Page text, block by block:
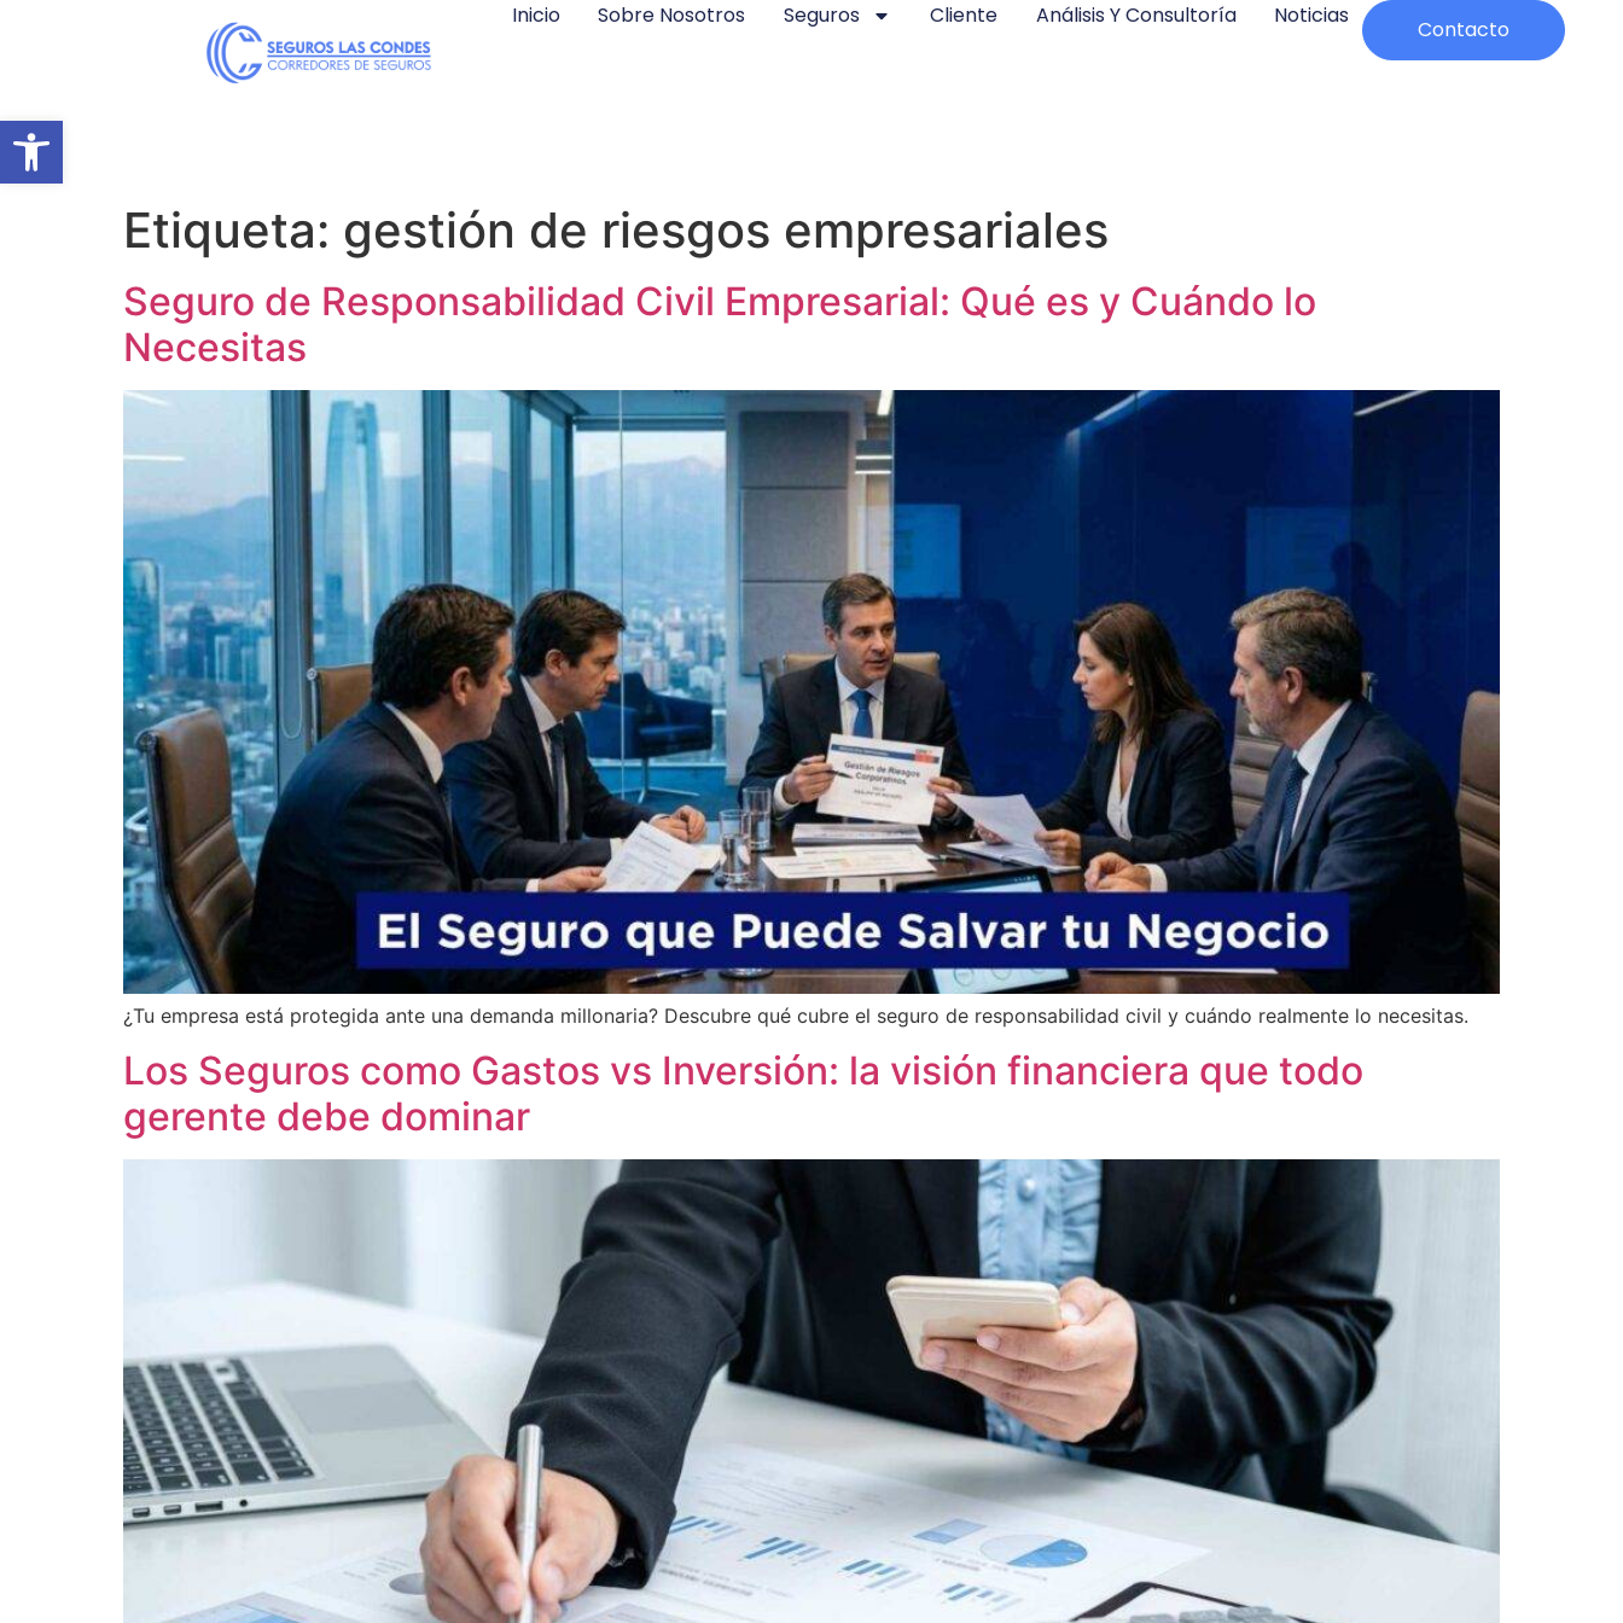
Abrir barra de herramientas
Inicio Sobre Nosotros Seguros Cliente Análisis Y Consultoría Noticias
Contacto
Etiqueta: gestión de riesgos empresariales
Seguro de Responsabilidad Civil Empresarial: Qué es y Cuándo lo
Necesitas
¿Tu empresa está protegida ante una demanda millonaria? Descubre qué cubre el seguro de responsabilidad civil y cuándo realmente lo necesitas.
Los Seguros como Gastos vs Inversión: la visión financiera que todo
gerente debe dominar